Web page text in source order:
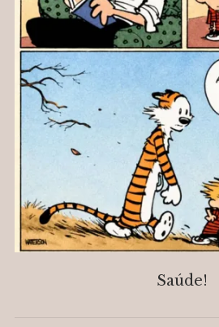
Saúde!